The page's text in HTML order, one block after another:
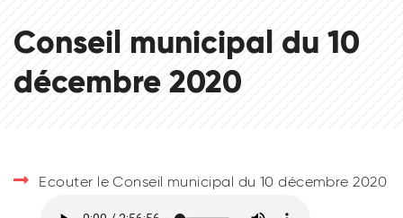
Conseil municipal du 10
décembre 2020
Ecouter le Conseil municipal du 10 décembre 2020